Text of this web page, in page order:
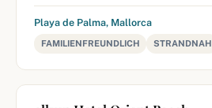
Playa de Palma, Mallorca
FAMILIENFREUNDLICH STRANDNAH